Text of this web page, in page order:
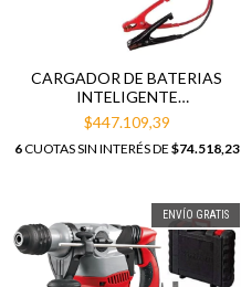
CARGADOR DE BATERIAS
INTELIGENTE
BLACK+DECKER BC40
CONTROL AUTOMÁTICO Y
MANUAL
$447.109,39
6CUOTAS SIN INTERÉS DE $74.518,23
ENVÍO GRATIS